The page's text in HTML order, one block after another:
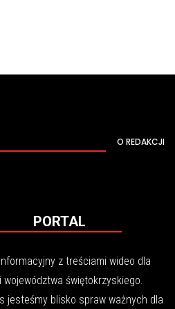
O REDAKCJI
PORTAL
z treściami wideo dla
świętokrzyskiego.
jesteśmy blisko spraw ważnych dla